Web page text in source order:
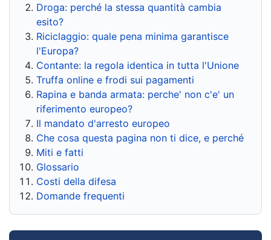
Droga: perché la stessa quantità cambia
esito?
Riciclaggio: quale pena minima garantisce
l'Europa?
Contante: la regola identica in tutta l'Unione
Truffa online e frodi sui pagamenti
Rapina e banda armata: perche' non c'e' un
riferimento europeo?
Il mandato d'arresto europeo
Che cosa questa pagina non ti dice, e perché
Miti e fatti
Glossario
Costi della difesa
Domande frequenti